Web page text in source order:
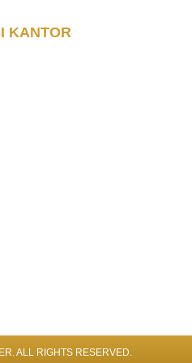
KANTOR
ALL RIGHTS RESERVED​.